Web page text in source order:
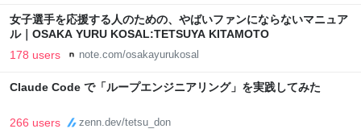
女子選手を応援する人のための、やばいファンにならないマニュア
ル｜OSAKA YURU KOSAL:TETSUYA KITAMOTO
178 users note.com/osakayurukosal
Claude Code で「ループエンジニアリング」を実践してみた
266 users zenn.dev/tetsu_don